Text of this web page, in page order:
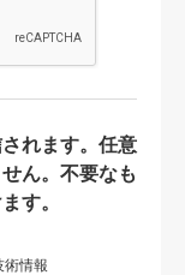
れます。任意
ん。不要なも
す。
情報